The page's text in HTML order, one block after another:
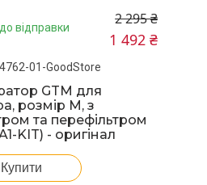
відправки 2 295 ₴
1 492 ₴
01-GoodStore
GTM для
розмір М, з
та перефільтром
KIT) - оригінал
Купити